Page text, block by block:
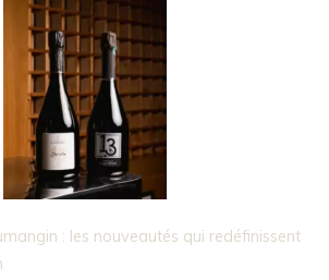
: les nouveautés qui redéfinissent